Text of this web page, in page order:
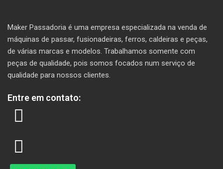
Maker Passadoria é uma empresa especializada na venda de
máquinas de passar, fusionadeiras, ferros, caldeiras e peças,
de várias marcas e modelos. Trabalhamos somente com
peças de qualidade, pois somos focados num serviço de
qualidade para nossos clientes.
Entre em contato: